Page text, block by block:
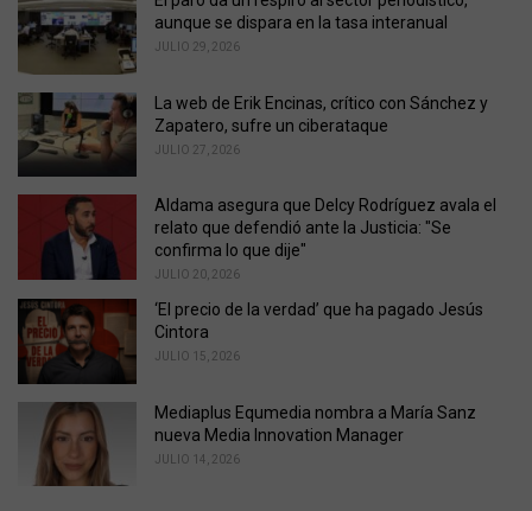
i
:
aunque se dispara en la tasa interanual
JULIO 29, 2026
La web de Erik Encinas, crítico con Sánchez y
Zapatero, sufre un ciberataque
JULIO 27, 2026
Aldama asegura que Delcy Rodríguez avala el
relato que defendió ante la Justicia: "Se
confirma lo que dije"
JULIO 20, 2026
‘El precio de la verdad’ que ha pagado Jesús
Cintora
JULIO 15, 2026
Mediaplus Equmedia nombra a María Sanz
nueva Media Innovation Manager
JULIO 14, 2026